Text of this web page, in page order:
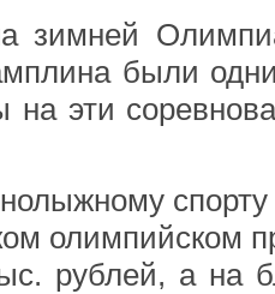
зимней
были
на эти
олимпийском
рублей, а на